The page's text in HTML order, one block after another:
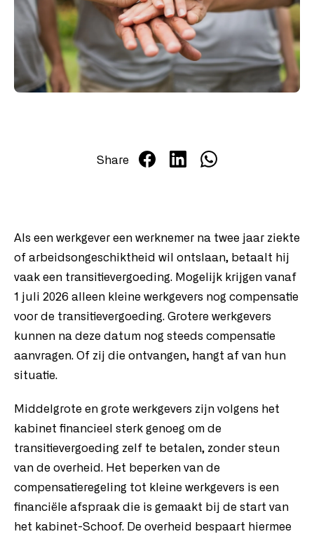
Contact
Share
Als een werkgever een werknemer na twee jaar ziekte
of arbeidsongeschiktheid wil ontslaan, betaalt hij
vaak een transitievergoeding. Mogelijk krijgen vanaf
1 juli 2026 alleen kleine werkgevers nog compensatie
voor de transitievergoeding. Grotere werkgevers
kunnen na deze datum nog steeds compensatie
aanvragen. Of zij die ontvangen, hangt af van hun
situatie.
Middelgrote en grote werkgevers zijn volgens het
kabinet financieel sterk genoeg om de
transitievergoeding zelf te betalen, zonder steun
van de overheid. Het beperken van de
compensatieregeling tot kleine werkgevers is een
financiële afspraak die is gemaakt bij de start van
het kabinet-Schoof. De overheid bespaart hiermee